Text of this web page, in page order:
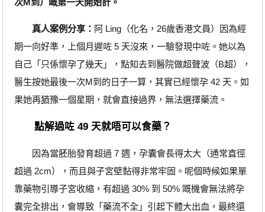
次M到）嘅第一天開始計。
真人案例分享： 阿 Ling（化名，26歲香港文員）因為經
期一向好準，上個月遲咗 5 天沒來，一驗發現中咗。她以為
自己「只係懷孕了幾天」，點知去到醫院做超聲波（B超），
醫生按她最後一次M到的日子一算，其實已經懷孕 42 天。如
果她再猶豫一個星期，就會直接過界，無法選擇藥流。
點解過咗 49 天就唔可以食藥？
因為當胚胎發育超過 7 週，孕囊會長得太大（通常直徑
超過 2cm），而且與子宮壁黏得非常牢固。呢個時候如果單
靠藥物引導子宮收縮，有超過 30% 到 50% 嘅機會無法將孕
囊完全排出，會導致「藥流不全」引起下體大出血，最終還